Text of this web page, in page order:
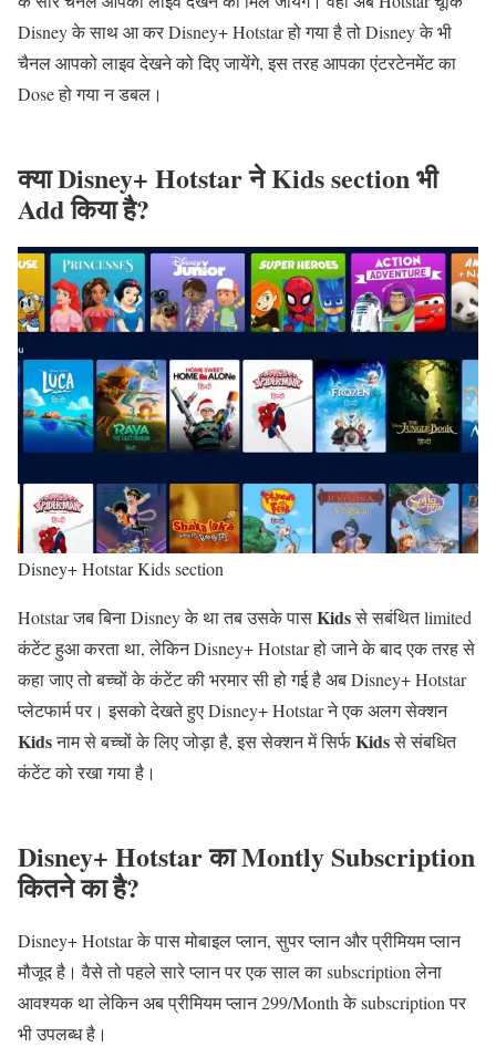
Disney के साथ आ कर Disney+ Hotstar हो गया है तो Disney के भी
चैनल आपको लाइव देखने को दिए जायेंगे, इस तरह आपका एंटरटेनमेंट का
Dose हो गया न डबल।
क्या Disney+ Hotstar ने Kids section भी
Add किया है?
Disney+ Hotstar Kids section
Hotstar जब बिना Disney के था तब उसके पासKidsसे सबंथित limited
कंटेंट हुआ करता था, लेकिन Disney+ Hotstar हो जाने के बाद एक तरह से
कहा जाए तो बच्चों के कंटेंट की भरमार सी हो गई है अब Disney+ Hotstar
प्लेटफार्म पर। इसको देखते हुए Disney+ Hotstar ने एक अलग सेक्शन
Kidsनाम से बच्चों के लिए जोड़ा है, इस सेक्शन में सिर्फKidsसे संबधित
कंटेंट को रखा गया है।
Disney+ Hotstar का Montly Subscription
कितने का है?
Disney+ Hotstar के पास मोबाइल प्लान, सुपर प्लान और प्रीमियम प्लान
मौजूद है। वैसे तो पहले सारे प्लान पर एक साल का subscription लेना
आवश्यक था लेकिन अब प्रीमियम प्लान 299/Month के subscription पर
भी उपलब्ध है।